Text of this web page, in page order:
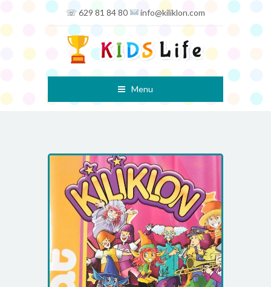
☏ 629 81 84 80 info@kiliklon.com
Menu